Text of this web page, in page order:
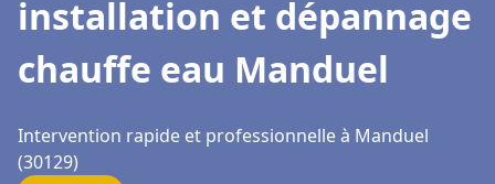
installation et dépannage
chauffe eau Manduel
Intervention rapide et professionnelle à Manduel
(30129)